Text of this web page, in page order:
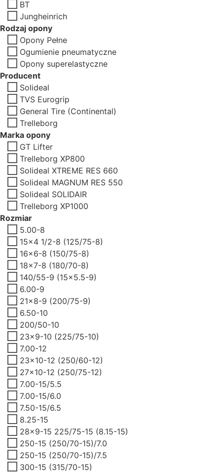
BT
Jungheinrich
Rodzaj opony
Opony Pełne
Ogumienie pneumatyczne
Opony superelastyczne
Producent
Solideal
TVS Eurogrip
General Tire (Continental)
Trelleborg
Marka opony
GT Lifter
Trelleborg XP800
Solideal XTREME RES 660
Solideal MAGNUM RES 550
Solideal SOLIDAIR
Trelleborg XP1000
Rozmiar
5.00-8
15x4 1/2-8 (125/75-8)
16x6-8 (150/75-8)
18x7-8 (180/70-8)
140/55-9 (15x5.5-9)
6.00-9
21x8-9 (200/75-9)
6.50-10
200/50-10
23x9-10 (225/75-10)
7.00-12
23x10-12 (250/60-12)
27x10-12 (250/75-12)
7.00-15/5.5
7.00-15/6.0
7.50-15/6.5
8.25-15
28x9-15 225/75-15 (8.15-15)
250-15 (250/70-15)/7.0
250-15 (250/70-15)/7.5
300-15 (315/70-15)